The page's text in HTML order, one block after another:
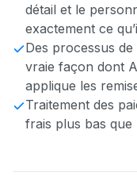
détail et le
exactement ce
Des processus
vraie façon dont
applique les
Traitement des
frais plus bas que